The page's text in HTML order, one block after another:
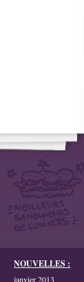
NOUVELLES :
janvier 2013